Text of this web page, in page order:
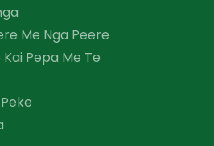
Me Nga Peere
Pepa Me Te